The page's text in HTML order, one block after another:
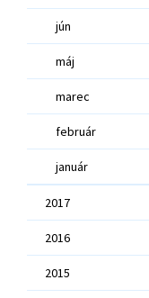
jún
máj
marec
február
január
2017
2016
2015